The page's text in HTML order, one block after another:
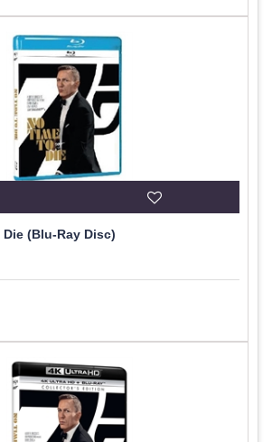
(Blu-Ray Disc)